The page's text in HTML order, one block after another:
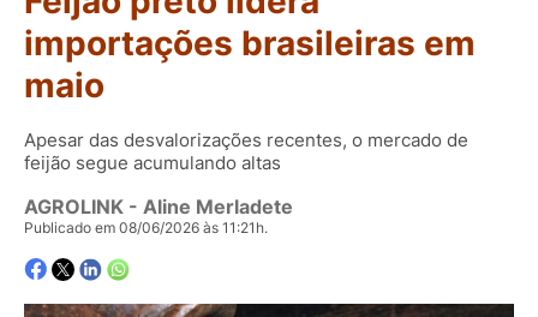
importações brasileiras em
maio
Apesar das desvalorizações recentes, o mercado de
feijão segue acumulando altas
AGROLINK - Aline Merladete
Publicado em 08/06/2026 às 11:21h.